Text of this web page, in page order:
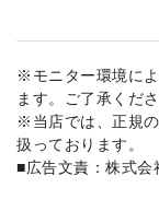
※モニター環境に
ます。ご了承くださ
※当店では、正規
扱っております。
■広告文責：株式会